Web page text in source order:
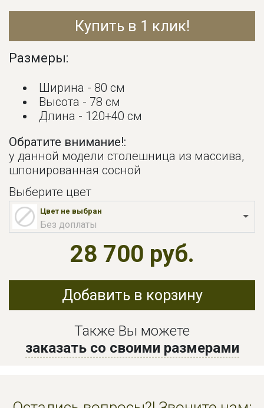
Купить в 1 клик!
Размеры:
Ширина - 80 см
Высота - 78 см
Длина - 120+40 см
Обратите внимание!:
у данной модели столешница из массива,
шпонированная сосной
Выберите цвет
Цвет не выбран
Без доплаты
28 700 руб.
Добавить в корзину
Также Вы можете
заказать со своими размерами